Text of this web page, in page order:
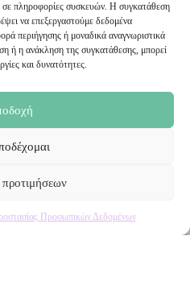
πληροφορίες συσκευών. Η συγκατάθεση
να επεξεργαστούμε δεδομένα
περιήγησης ή μοναδικά αναγνωριστικά
ή η ανάκληση της συγκατάθεσης, μπορεί
και δυνατότητες.
Προσωπικών Δεδομένων
μας
και αποκλειστικές